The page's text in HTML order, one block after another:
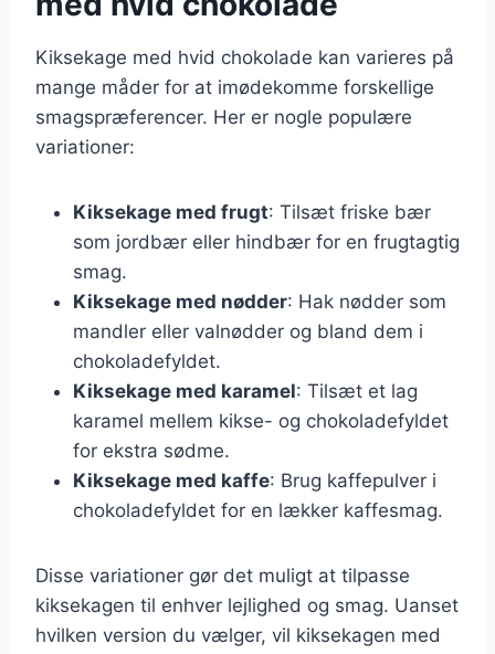
Kiksekage med hvid chokolade kan varieres på
mange måder for at imødekomme forskellige
smagspræferencer. Her er nogle populære
variationer:
Kiksekage med frugt: Tilsæt friske bær
som jordbær eller hindbær for en frugtagtig
smag.
Kiksekage med nødder: Hak nødder som
mandler eller valnødder og bland dem i
chokoladefyldet.
Kiksekage med karamel: Tilsæt et lag
karamel mellem kikse- og chokoladefyldet
for ekstra sødme.
Kiksekage med kaffe: Brug kaffepulver i
chokoladefyldet for en lækker kaffesmag.
Disse variationer gør det muligt at tilpasse
kiksekagen til enhver lejlighed og smag. Uanset
hvilken version du vælger, vil kiksekagen med